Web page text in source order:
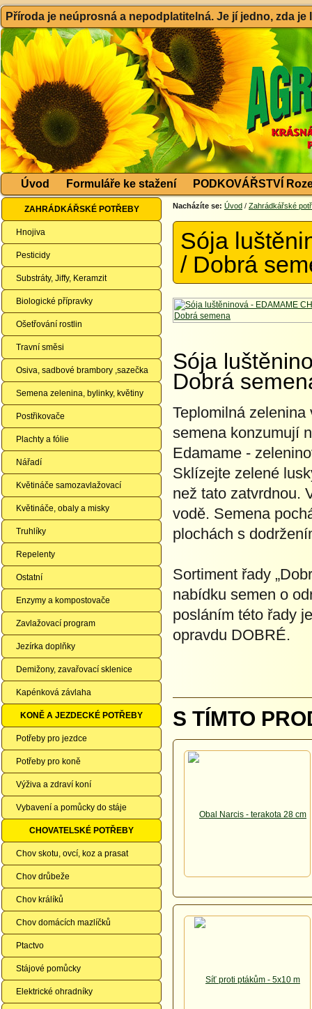
Příroda je neúprosná a nepodplatitelná. Je jí jedno, zda
Úvod Formuláře ke stažení PODKOVÁŘSTVÍ
ZAHRÁDKÁŘSKÉ POTŘEBY
Hnojiva
Pesticidy
Substráty, Jiffy, Keramzit
Biologické přípravky
Ošetřování rostlin
Travní směsi
Osiva, sadbové brambory ,sazečka
Semena zelenina, bylinky, květiny
Postřikovače
Plachty a fólie
Nářadí
Květináče samozavlažovací
Květináče, obaly a misky
Truhlíky
Repelenty
Ostatní
Enzymy a kompostovače
Zavlažovací program
Jezírka doplňky
Demižony, zavařovací sklenice
Kapénková závlaha
KONĚ A JEZDECKÉ POTŘEBY
Potřeby pro jezdce
Potřeby pro koně
Výživa a zdraví koní
Vybavení a pomůcky do stáje
CHOVATELSKÉ POTŘEBY
Chov skotu, ovcí, koz a prasat
Chov drůbeže
Chov králíků
Chov domácích mazlíčků
Ptactvo
Stájové pomůcky
Elektrické ohradníky
Nacházíte se: Úvod / Zahrádkářské
Sója
/ Dobrá
Sója
Dobrá
Teplomilná
semena konzumují
Edamame -
Sklízejte zelené
než tato zatvrdnou.
vodě. Semena
plochách s
Sortiment řady
nabídku semen o
posláním této řady
opravdu DOBRÉ.
S TÍMTO